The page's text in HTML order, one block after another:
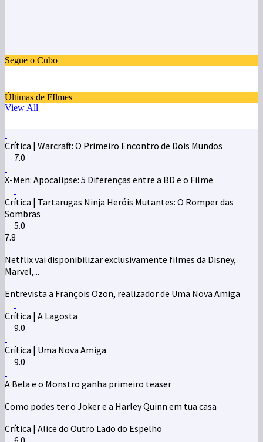
Segue o Cubo
Últimas de FIlmes
View All
Crítica | Warcraft: O Primeiro Encontro de Dois Mundos
7.0
X-Men: Apocalipse: 5 Diferenças entre a BD e o Filme
Crítica | Tartarugas Ninja Heróis Mutantes: O Romper das
Sombras
5.0
7.8
Netflix vai disponibilizar exclusivamente filmes da Disney,
Marvel,...
Entrevista a François Ozon, realizador de Uma Nova Amiga
Crítica | A Lagosta
9.0
Crítica | Uma Nova Amiga
9.0
A Bela e o Monstro ganha primeiro teaser
Como podes ter o Joker e a Harley Quinn em tua casa
Crítica | Alice do Outro Lado do Espelho